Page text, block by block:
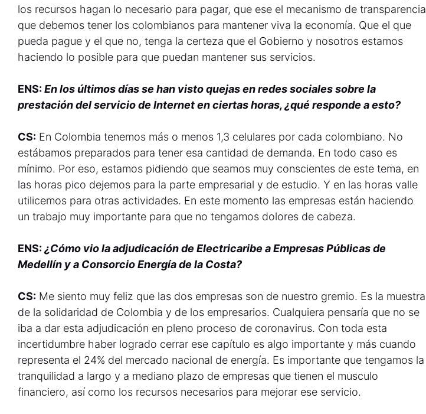
los recursos hagan lo necesario para pagar, que ese el mecanismo de transparencia
que debemos tener los colombianos para mantener viva la economía. Que el que
pueda pague y el que no, tenga la certeza que el Gobierno y nosotros estamos
haciendo lo posible para que puedan mantener sus servicios.
ENS: En los últimos días se han visto quejas en redes sociales sobre la
prestación del servicio de Internet en ciertas horas, ¿qué responde a esto?
CS: En Colombia tenemos más o menos 1,3 celulares por cada colombiano. No
estábamos preparados para tener esa cantidad de demanda. En todo caso es
mínimo. Por eso, estamos pidiendo que seamos muy conscientes de este tema, en
las horas pico dejemos para la parte empresarial y de estudio. Y en las horas valle
utilicemos para otras actividades. En este momento las empresas están haciendo
un trabajo muy importante para que no tengamos dolores de cabeza.
ENS: ¿Cómo vio la adjudicación de Electricaribe a Empresas Públicas de
Medellín y a Consorcio Energía de la Costa?
CS: Me siento muy feliz que las dos empresas son de nuestro gremio. Es la muestra
de la solidaridad de Colombia y de los empresarios. Cualquiera pensaría que no se
iba a dar esta adjudicación en pleno proceso de coronavirus. Con toda esta
incertidumbre haber logrado cerrar ese capítulo es algo importante y más cuando
representa el 24% del mercado nacional de energía. Es importante que tengamos la
tranquilidad a largo y a mediano plazo de empresas que tienen el musculo
financiero, así como los recursos necesarios para mejorar ese servicio.